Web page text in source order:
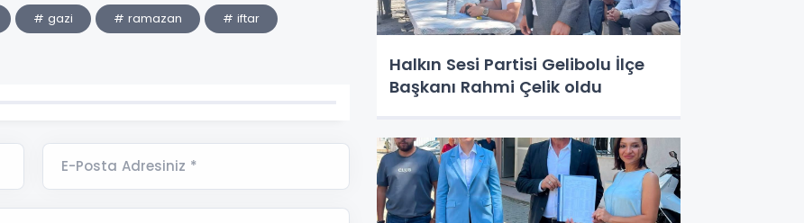
# gazi # ramazan
# iftar
E-Posta Adresiniz *
Halkın Sesi Partisi Gelibolu İlçe
Başkanı Rahmi Çelik oldu